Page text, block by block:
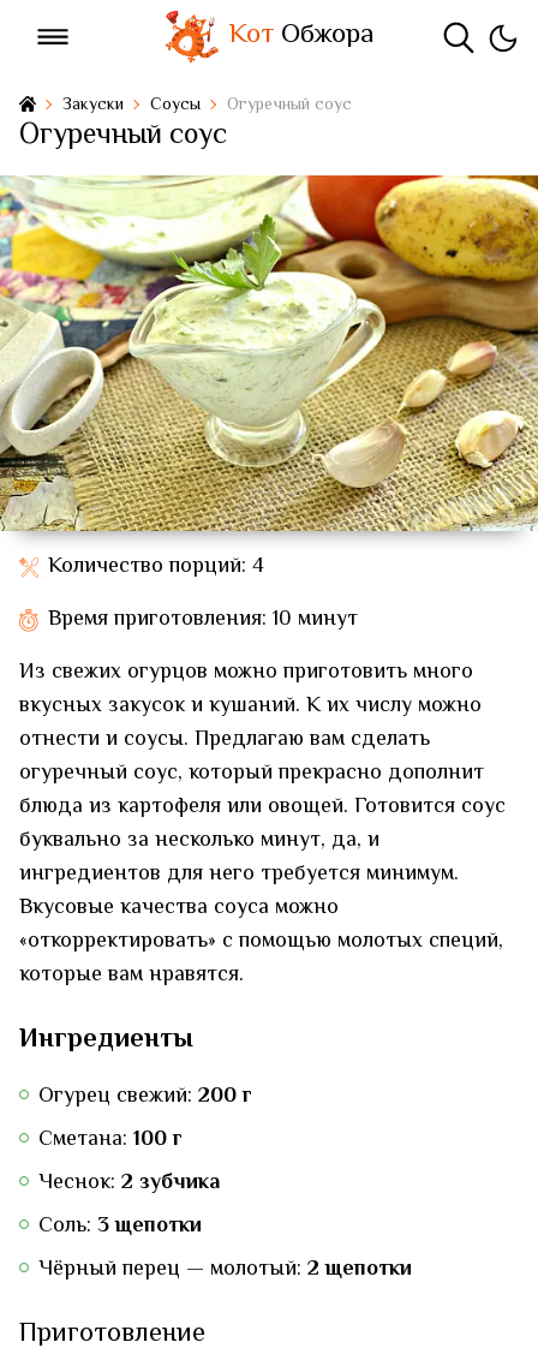
КотОбжора
Закуски Соусы Огуречный соус
Огуречный соус
Количество порций: 4
Время приготовления: 10 минут
Из свежих огурцов можно приготовить много
вкусных закусок и кушаний. К их числу можно
отнести и соусы. Предлагаю вам сделать
огуречный соус, который прекрасно дополнит
блюда из картофеля или овощей. Готовится соус
буквально за несколько минут, да, и
ингредиентов для него требуется минимум.
Вкусовые качества соуса можно
«откорректировать» с помощью молотых специй,
которые вам нравятся.
Ингредиенты
Огурец свежий: 200 г
Сметана: 100 г
Чеснок: 2 зубчика
Соль: 3 щепотки
Чёрный перец — молотый: 2 щепотки
Приготовление